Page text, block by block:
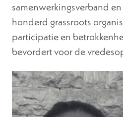
samenwerkingsverband
honderd grassroots
participatie en
bevordert voor de